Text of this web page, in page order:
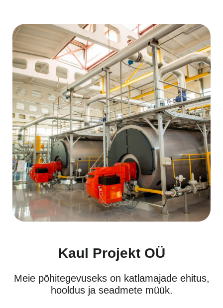
Kaul Projekt OÜ
Meie põhitegevuseks on katlamajade ehitus,
hooldus ja seadmete müük.